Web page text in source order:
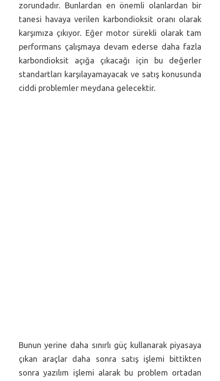
zorundadır. Bunlardan en önemli olanlardan bir
tanesi havaya verilen karbondioksit oranı olarak
karşımıza çıkıyor. Eğer motor sürekli olarak tam
performans çalışmaya devam ederse daha fazla
karbondioksit açığa çıkacağı için bu değerler
standartları karşılayamayacak ve satış konusunda
ciddi problemler meydana gelecektir.
Bunun yerine daha sınırlı güç kullanarak piyasaya
çıkan araçlar daha sonra satış işlemi bittikten
sonra yazılım işlemi alarak bu problem ortadan